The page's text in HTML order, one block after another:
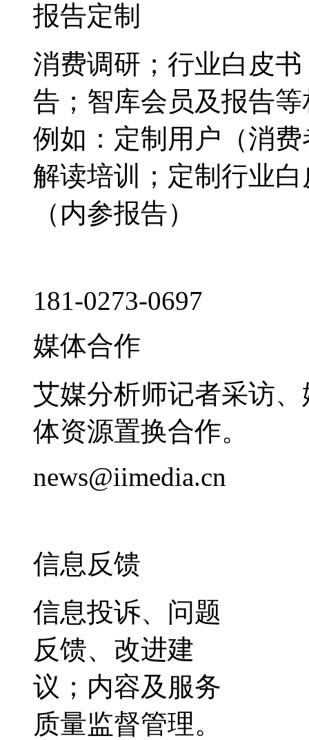
报告定制
消费调研；行业白皮
告；智库会员及报告
例如：定制用户（消
解读培训；定制行业
（内参报告）
181-0273-0697
媒体合作
艾媒分析师记者采访
体资源置换合作。
news@iimedia.cn
信息反馈
信息投诉、问题
反馈、改进建
议；内容及服务
质量监督管理。